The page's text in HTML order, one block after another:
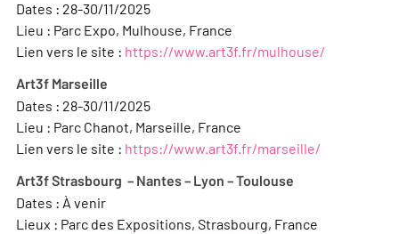
Dates : 28-30/11/2025
Lieu : Parc Expo, Mulhouse, France
Lien vers le site : https://www.art3f.fr/mulhouse/
Art3f Marseille
Dates : 28-30/11/2025
Lieu : Parc Chanot, Marseille, France
Lien vers le site : https://www.art3f.fr/marseille/
Art3f Strasbourg – Nantes – Lyon – Toulouse
Dates : À venir
Lieux : Parc des Expositions, Strasbourg, France